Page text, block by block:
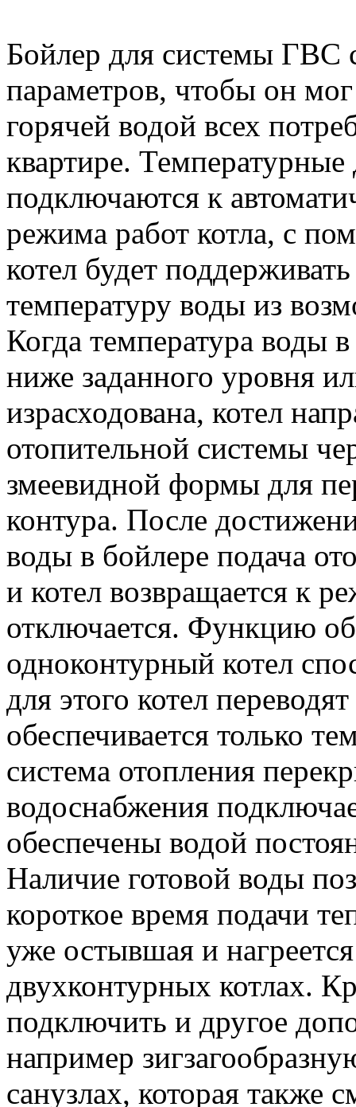
Бойлер для системы ГВС
параметров, чтобы он
горячей водой всех
квартире.
подключаются к
режима работ котла, с
котел будет
температуру воды из
Когда температура воды
ниже заданного уровня
израсходована, котел
отопительной системы
змеевидной формы для
контура. После
воды в бойлере подача
и котел возвращается к
отключается. Функцию
одноконтурный котел
для этого котел
обеспечивается только
система отопления
водоснабжения
обеспечены водой
Наличие готовой воды
короткое время подачи
уже остывшая и
двухконтурных котлах.
подключить и другое
например
санузлах, которая также